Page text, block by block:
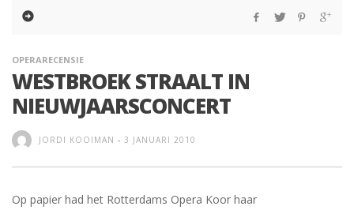
OPERARECENSIE
WESTBROEK STRAALT IN
NIEUWJAARSCONCERT
JORDI KOOIMAN - 3 JANUARI 2010
Op papier had het Rotterdams Opera Koor haar